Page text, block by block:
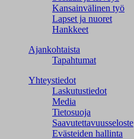
Kansainvälinen työ
Lapset ja nuoret
Hankkeet
Ajankohtaista
Tapahtumat
Yhteystiedot
Laskutustiedot
Media
Tietosuoja
Saavutettavuusseloste
Evästeiden hallinta